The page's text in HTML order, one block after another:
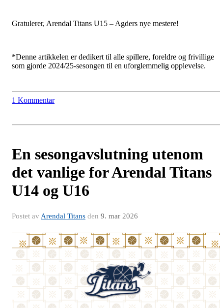
Gratulerer, Arendal Titans U15 – Agders nye mestere!
*Denne artikkelen er dedikert til alle spillere, foreldre og frivillige
som gjorde 2024/25-sesongen til en uforglemmelig opplevelse.
1 Kommentar
En sesongavslutning utenom
det vanlige for Arendal Titans
U14 og U16
Postet av Arendal Titans den 9. mar 2026